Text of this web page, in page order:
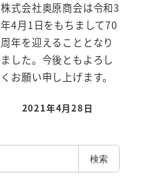
株式会社奥原商会は令和3
年4月1日をもちまして70
周年を迎えることとなり
ました。今後ともよろし
くお願い申し上げます。
2021年4月28日
検索